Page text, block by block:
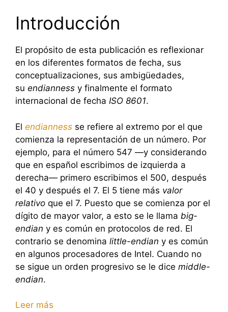
Introducción
El propósito de esta publicación es reflexionar
en los diferentes formatos de fecha, sus
conceptualizaciones, sus ambigüedades,
su endianness y finalmente el formato
internacional de fecha ISO 8601.
El endianness se refiere al extremo por el que
comienza la representación de un número. Por
ejemplo, para el número 547 —y considerando
que en español escribimos de izquierda a
derecha— primero escribimos el 500, después
el 40 y después el 7. El 5 tiene más valor
relativo que el 7. Puesto que se comienza por el
dígito de mayor valor, a esto se le llama big-
endian y es común en protocolos de red. El
contrario se denomina little-endian y es común
en algunos procesadores de Intel. Cuando no
se sigue un orden progresivo se le dice middle-
endian.
Leer más